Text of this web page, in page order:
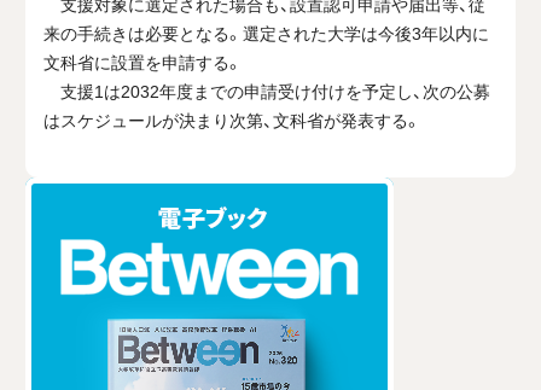
来の手続きは必要となる。選定された大学は今後3年以内に
文科省に設置を申請する。
支援1は2032年度までの申請受け付けを予定し、次の公募
はスケジュールが決まり次第、文科省が発表する。